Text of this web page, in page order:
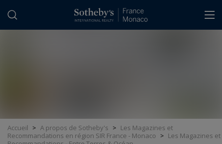
Accueil > A propos de Sotheby's > Les Magazines et
Recommandations en région SIR France - Monaco > Les Magazines et